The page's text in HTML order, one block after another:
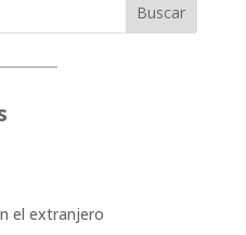
Buscar
el extranjero